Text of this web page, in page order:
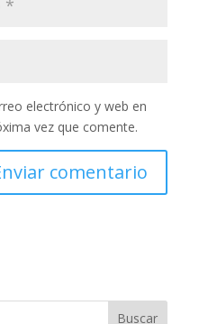
electrónico y web en
vez que comente.